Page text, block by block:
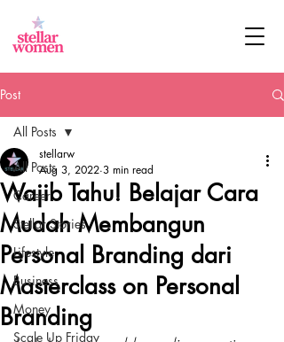
Post
All Posts
Career
Stellar Stories
Lifestyle
Business
Money
Scale Up Friday
All Posts
Wajib Tahu! Belajar Cara
Mudah Membangun
Personal Branding dari
Masterclass on Personal
Branding
stellarw
Aug 3, 2022 3 min read